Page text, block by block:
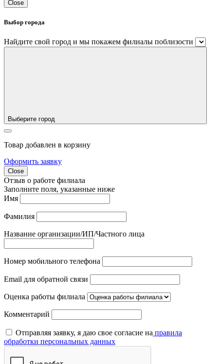
Close
Выбор города
Найдите свой город и мы покажем филиалы поблизости
Выберите город
Товар добавлен в корзину
Оформить заявку
Close
Отзыв о работе филиала
Заполните поля, указанные ниже
Имя
Фамилия
Название организации/ИП/Частного лица
Номер мобильного телефона
Email для обратной связи
Оценка работы филиала
Комментарий
Отправляя заявку, я даю свое согласие на правила
обработки персональных данных